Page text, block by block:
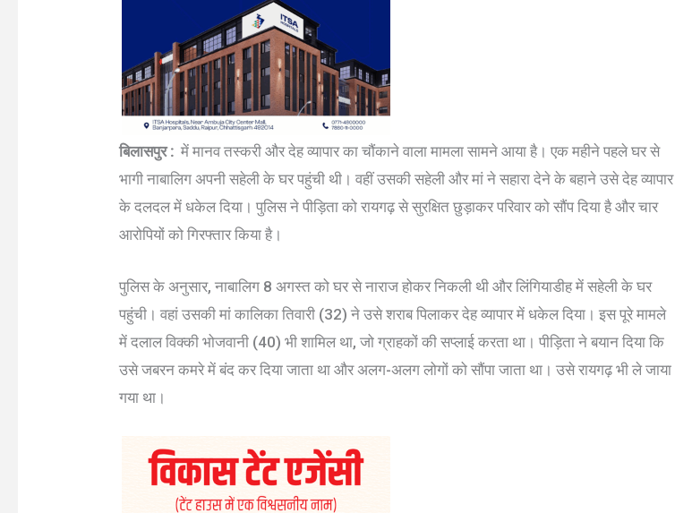
बिलासपुर : में मानव तस्करी और देह व्यापार का चौंकाने वाला मामला सामने आया है। एक महीने पहले घर से
भागी नाबालिग अपनी सहेली के घर पहुंची थी। वहीं उसकी सहेली और मां ने सहारा देने के बहाने उसे देह व्यापार
के दलदल में धकेल दिया। पुलिस ने पीड़िता को रायगढ़ से सुरक्षित छुड़ाकर परिवार को सौंप दिया है और चार
आरोपियों को गिरफ्तार किया है।
पुलिस के अनुसार, नाबालिग 8 अगस्त को घर से नाराज होकर निकली थी और लिंगियाडीह में सहेली के घर
पहुंची। वहां उसकी मां कालिका तिवारी (32) ने उसे शराब पिलाकर देह व्यापार में धकेल दिया। इस पूरे मामले
में दलाल विक्की भोजवानी (40) भी शामिल था, जो ग्राहकों की सप्लाई करता था। पीड़िता ने बयान दिया कि
उसे जबरन कमरे में बंद कर दिया जाता था और अलग-अलग लोगों को सौंपा जाता था। उसे रायगढ़ भी ले जाया
गया था।